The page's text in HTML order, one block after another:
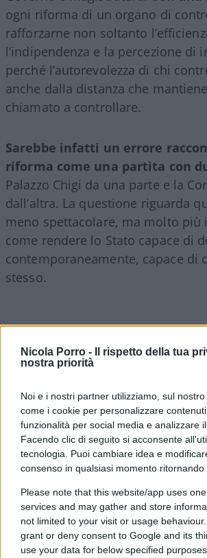
Nicola Porro -
Il rispetto della tua
nostra priorità
Noi e i nostri partner utilizziamo, sul
come i cookie per personalizzare
funzionalità per social media e analizzare
Facendo clic di seguito si acconsente
tecnologia. Puoi cambiare idea e
consenso in qualsiasi momento
Please note that this website/app uses
services and may gather and store
not limited to your visit or usage
grant or deny consent to Google and its
use your data for below specified
ogni riforma di un organo di
rafforzarne non soltanto
l’indipendenza e la percezione di
perché l’autorevolezza di chi
anche dalla distanza che
chiamato a controllare.
Sarebbe infatti un errore
riforma come una partita con
Palazzo Chigi da una parte e la
dall’altra. La questione riguarda
meno spettacolare, ma molto più
come rendere lo Stato capace di
contemporaneamente, capace di
stesso.
Forse è proprio questa
ancora da cogliere.Fare della
ostacolo all’amministrazione,